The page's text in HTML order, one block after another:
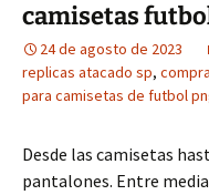
camisetas
24 de agosto de 2023
replicas atacado sp,
para camisetas de futbol
Desde las camisetas
pantalones. Entre